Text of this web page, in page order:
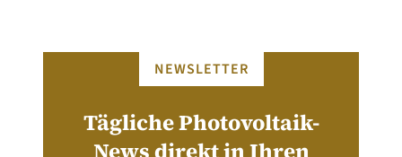
NEWSLETTER
Tägliche Photovoltaik-